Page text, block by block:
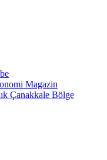
Magazin
Çanakkale Bölge